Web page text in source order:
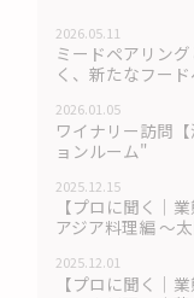
2026.05.11
ミードペアリン
く、新たなフー
2026.01.05
ワイナリー訪問
ョンルーム"
2025.12.15
【プロに聞く｜
アジア料理編 〜
2025.12.01
【プロに聞く｜